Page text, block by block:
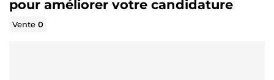
pour améliorer votre candidature
Vente0